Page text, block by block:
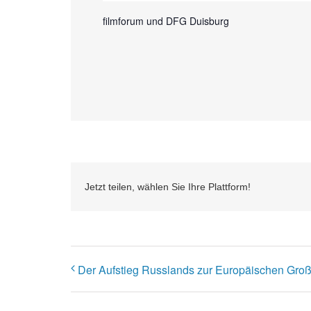
filmforum und DFG Duisburg
Jetzt teilen, wählen Sie Ihre Plattform!
Der Aufstieg Russlands zur Europäischen